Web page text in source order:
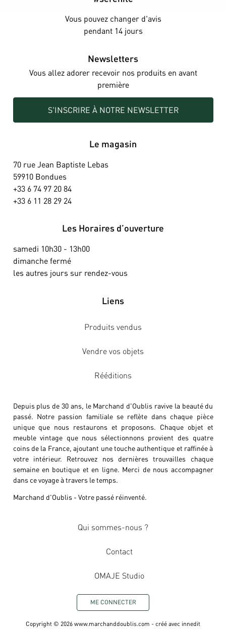
Vous pouvez changer d'avis
pendant 14 jours
Newsletters
Vous allez adorer recevoir nos produits en avant
première
S'INSCRIRE À NOTRE NEWSLETTER
Le magasin
70 rue Jean Baptiste Lebas
59910 Bondues
+33 6 74 97 20 84
+33 6 11 28 29 24
Les Horaires d’ouverture
samedi 10h30 - 13h00
dimanche fermé
les autres jours sur rendez-vous
Liens
Produits vendus
Vendre vos objets
Rééditions
Depuis plus de 30 ans, le Marchand d'Oublis ravive la beauté du
passé. Notre passion familiale se reflète dans chaque pièce
unique que nous restaurons et proposons. Chaque objet et
meuble vintage que nous sélectionnons provient des quatre
coins de la France, ajoutant une touche authentique et raffinée à
votre intérieur. Retrouvez nos dernières trouvailles chaque
semaine en boutique et en ligne. Merci de nous accompagner
dans ce voyage à travers le temps.
Marchand d'Oublis - Votre passé réinventé.
Qui sommes-nous ?
Contact
OMAJE Studio
ME CONNECTER
Copyright © 2026 www.marchanddoublis.com - créé avec innedit